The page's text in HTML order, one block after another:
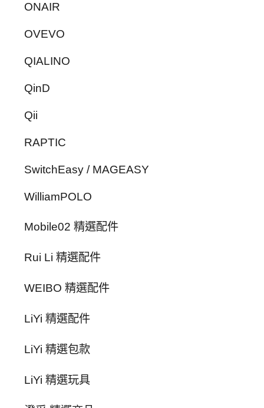
ONAIR
OVEVO
QIALINO
QinD
Qii
RAPTIC
SwitchEasy / MAGEASY
WilliamPOLO
Mobile02 精選配件
Rui Li 精選配件
WEIBO 精選配件
LiYi 精選配件
LiYi 精選包款
LiYi 精選玩具